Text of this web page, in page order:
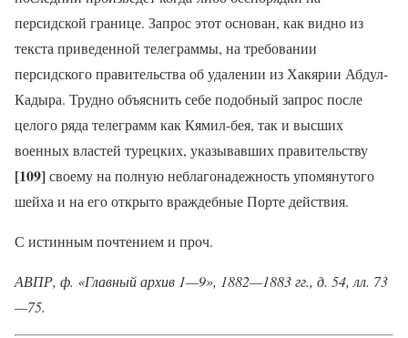
персидской границе. Запрос этот основан, как видно из
текста приведенной телеграммы, на требовании
персидского правительства об удалении из Хакярии Абдул-
Кадыра. Трудно объяснить себе подобный запрос после
целого ряда телеграмм как Кямил-бея, так и высших
военных властей турецких, указывавших правительству
[109]своему на полную неблагонадежность упомянутого
шейха и на его открыто враждебные Порте действия.
С истинным почтением и проч.
АВПР, ф. «Главный архив 1—9», 1882—1883 гг., д. 54, лл. 73
—75.